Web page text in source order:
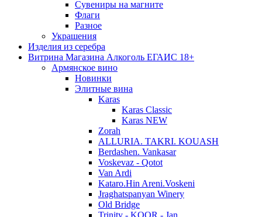
Сувениры на магните
Флаги
Разное
Украшения
Изделия из серебра
Витрина Магазина Алкоголь ЕГАИС 18+
Армянское вино
Новинки
Элитные вина
Karas
Karas Classic
Karas NEW
Zorah
ALLURIA. TAKRI. KOUASH
Berdashen. Vankasar
Voskevaz - Qotot
Van Ardi
Kataro.Hin Areni.Voskeni
Jraghatspanyan Winery
Old Bridge
Trinity - KOOR - Jan